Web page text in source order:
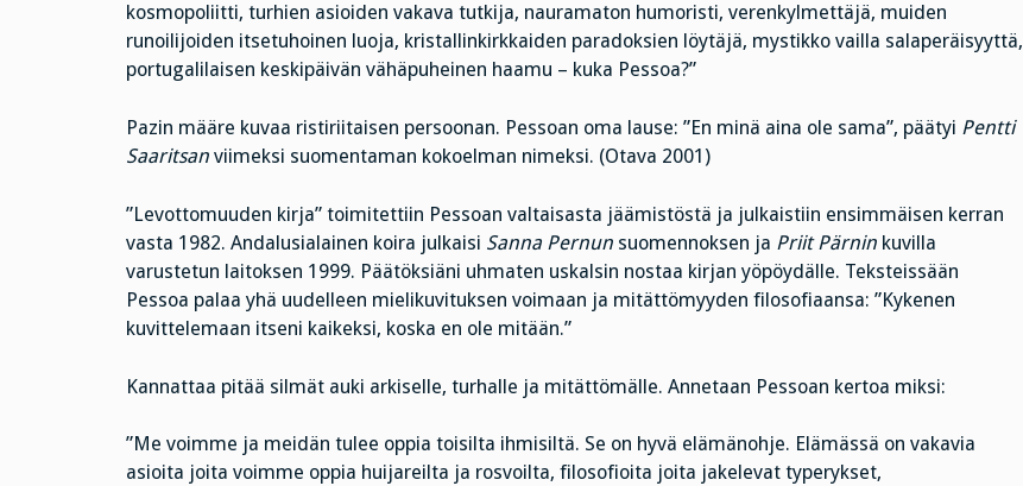
kosmopoliitti, turhien asioiden vakava tutkija, nauramaton humoristi, verenkylmettäjä, muiden
runoilijoiden itsetuhoinen luoja, kristallinkirkkaiden paradoksien löytäjä, mystikko vailla salaperäisyyttä,
portugalilaisen keskipäivän vähäpuheinen haamu – kuka Pessoa?”
Pazin määre kuvaa ristiriitaisen persoonan. Pessoan oma lause: ”En minä aina ole sama”, päätyi Pentti
Saaritsanviimeksi suomentaman kokoelman nimeksi. (Otava 2001)
”Levottomuuden kirja” toimitettiin Pessoan valtaisasta jäämistöstä ja julkaistiin ensimmäisen kerran
vasta 1982. Andalusialainen koira julkaisi Sanna Pernunsuomennoksen ja Priit Pärninkuvilla
varustetun laitoksen 1999. Päätöksiäni uhmaten uskalsin nostaa kirjan yöpöydälle. Teksteissään
Pessoa palaa yhä uudelleen mielikuvituksen voimaan ja mitättömyyden filosofiaansa: ”Kykenen
kuvittelemaan itseni kaikeksi, koska en ole mitään.”
Kannattaa pitää silmät auki arkiselle, turhalle ja mitättömälle. Annetaan Pessoan kertoa miksi:
”Me voimme ja meidän tulee oppia toisilta ihmisiltä. Se on hyvä elämänohje. Elämässä on vakavia
asioita joita voimme oppia huijareilta ja rosvoilta, filosofioita joita jakelevat typerykset,